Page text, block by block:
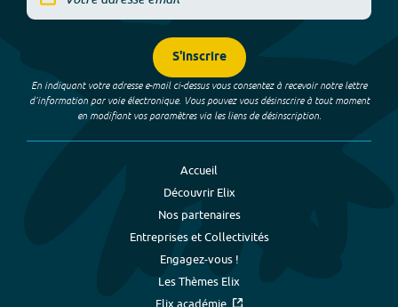
S'inscrire
En indiquant votre adresse e-mail ci-dessus vous consentez à recevoir notre lettre
d’information par voie électronique. Vous pouvez vous désinscrire à tout moment
en modifiant vos paramètres via les liens de désinscription.
Accueil
Découvrir Elix
Nos partenaires
Entreprises et Collectivités
Engagez-vous !
Les Thèmes Elix
Elix académie